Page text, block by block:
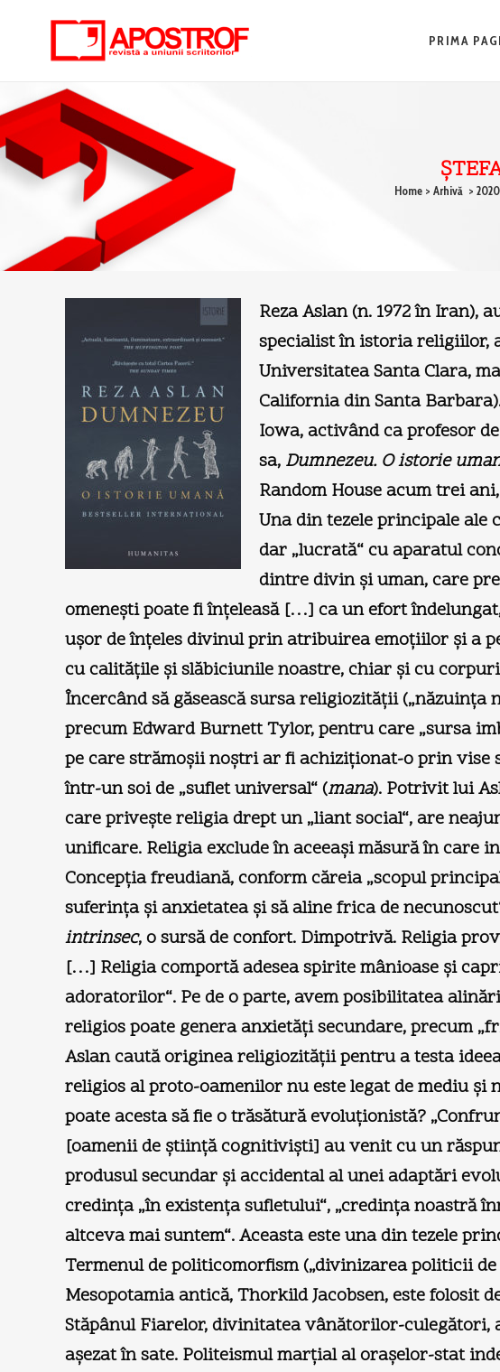
PRIMA
Home > Arhivă > 2020
Reza Aslan (n. 1972 în Iran),
specialist în istoria religiilor,
Universitatea Santa Clara,
California din Santa
Iowa, activând ca profesor
sa, Dumnezeu. O istorie
Random House acum trei
Una din tezele principale ale
dar „lucrată“ cu aparatul
dintre divin şi uman, care
omeneşti poate fi înţeleasă […] ca un efort
uşor de înţeles divinul prin atribuirea emoţiilor şi a
cu calităţile şi slăbiciunile noastre, chiar şi cu
Încercând să găsească sursa religiozităţii („năzuinţa
precum Edward Burnett Tylor, pentru care „sursa
pe care strămoşii noştri ar fi achiziţionat-o prin vise
într-un soi de „suflet universal“ (mana). Potrivit lui
care priveşte religia drept un „liant social“, are
unificare. Religia exclude în aceeaşi măsură în
Concepţia freudiană, conform căreia „scopul
suferinţa şi anxietatea şi să aline frica de
intrinsec, o sursă de confort. Dimpotrivă. Religia
[…] Religia comportă adesea spirite mânioase şi
adoratorilor“. Pe de o parte, avem posibilitatea
religios poate genera anxietăţi secundare, precum
Aslan caută originea religiozităţii pentru a testa
religios al proto-oamenilor nu este legat de mediu
poate acesta să fie o trăsătură evoluţionistă?
[oamenii de ştiinţă cognitivişti] au venit cu un
produsul secundar şi accidental al unei adaptări
credinţa „în existenţa sufletului“, „credinţa noastră
altceva mai suntem“. Aceasta este una din tezele
Termenul de politicomorfism („divinizarea politicii
Mesopotamia antică, Thorkild Jacobsen, este
Stăpânul Fiarelor, divinitatea vânătorilor-
aşezat în sate. Politeismul marţial al oraşelor-stat